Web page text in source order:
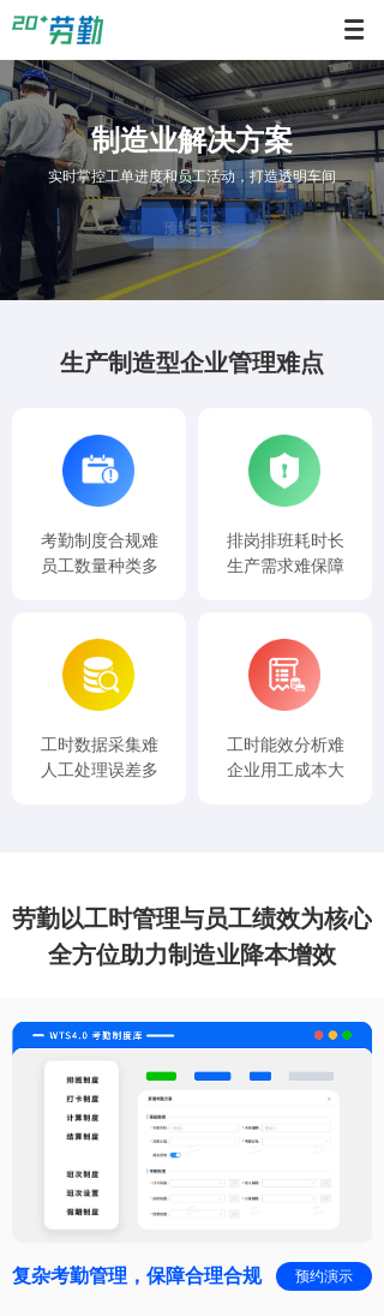
预约演示
实时掌控工单进度和员工活动，打造透明车间
制造业解决方案
工时能效分析难
企业用工成本大
工时数据采集难
人工处理误差多
考勤制度合规难
员工数量种类多
排岗排班耗时长
生产需求难保障
生产制造型企业管理难点
劳勤以工时管理与员工绩效为核心
全方位助力制造业降本增效
复杂考勤管理，保障合理合规 预约演示